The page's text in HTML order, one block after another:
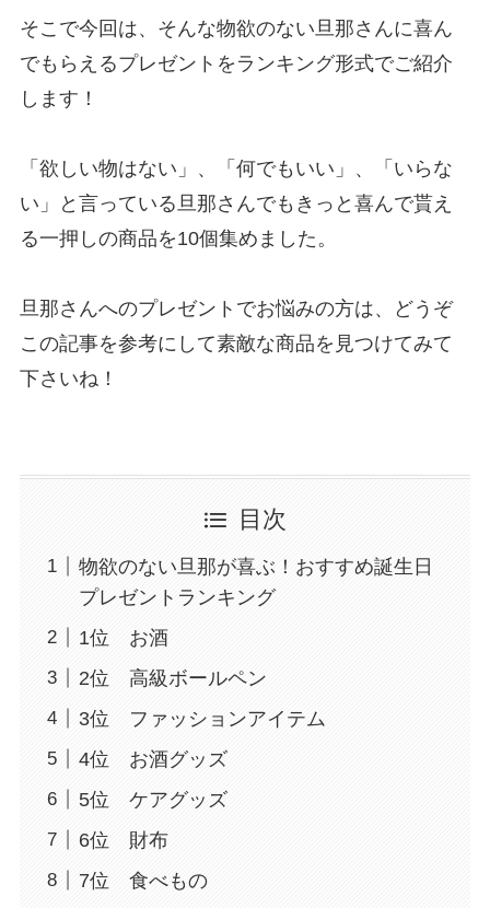
そこで今回は、そんな物欲のない旦那さんに喜ん
でもらえるプレゼントをランキング形式でご紹介
します！
「欲しい物はない」、「何でもいい」、「いらな
い」と言っている旦那さんでもきっと喜んで貰え
る一押しの商品を10個集めました。
旦那さんへのプレゼントでお悩みの方は、どうぞ
この記事を参考にして素敵な商品を見つけてみて
下さいね！
目次
物欲のない旦那が喜ぶ！おすすめ誕生日
プレゼントランキング
1位 お酒
2位 高級ボールペン
3位 ファッションアイテム
4位 お酒グッズ
5位 ケアグッズ
6位 財布
7位 食べもの